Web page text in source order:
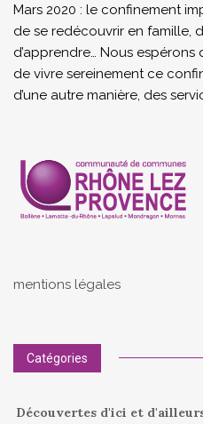
Mars 2020 : le confinement
de se redécouvrir en famille,
d’apprendre… Nous
de vivre sereinement ce
d’une autre manière, des
mentions légales
Catégories
Découvertes d'ici et